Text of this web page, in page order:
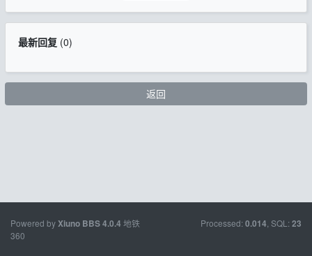
最新回复(0)
返回
Powered byXiuno BBS4.0.4 地铁
360
Processed: 0.014 , SQL: 23